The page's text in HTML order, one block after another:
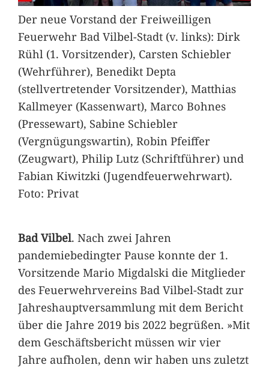
Der neue Vorstand der Freiweilligen
Feuerwehr Bad Vilbel-Stadt (v. links): Dirk
Rühl (1. Vorsitzender), Carsten Schiebler
(Wehrführer), Benedikt Depta
(stellvertretender Vorsitzender), Matthias
Kallmeyer (Kassenwart), Marco Bohnes
(Pressewart), Sabine Schiebler
(Vergnügungswartin), Robin Pfeiffer
(Zeugwart), Philip Lutz (Schriftführer) und
Fabian Kiwitzki (Jugendfeuerwehrwart).
Foto: Privat
Bad Vilbel. Nach zwei Jahren
pandemiebedingter Pause konnte der 1.
Vorsitzende Mario Migdalski die Mitglieder
des Feuerwehrvereins Bad Vilbel-Stadt zur
Jahreshauptversammlung mit dem Bericht
über die Jahre 2019 bis 2022 begrüßen. »Mit
dem Geschäftsbericht müssen wir vier
Jahre aufholen, denn wir haben uns zuletzt